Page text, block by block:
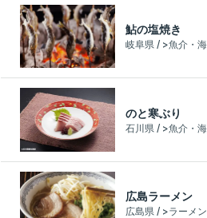
鮎の塩焼き
岐阜県 / >魚介・
のと寒ぶり
石川県 / >魚介・
広島ラーメン
広島県 / >ラーメン